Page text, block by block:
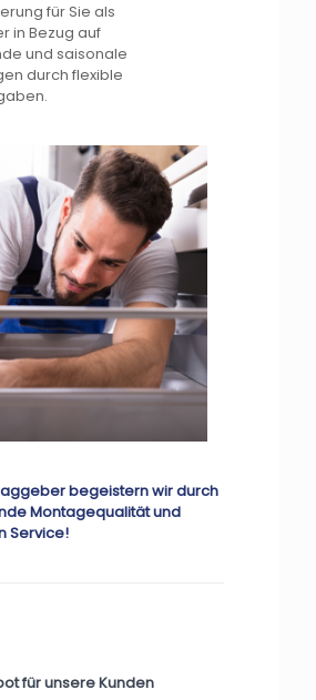
für Sie als
in Bezug auf
und saisonale
durch flexible
begeistern wir durch
Montagequalität und
Service!
für unsere Kunden